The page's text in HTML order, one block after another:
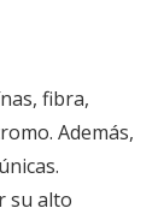
fibra,
Además,
su alto